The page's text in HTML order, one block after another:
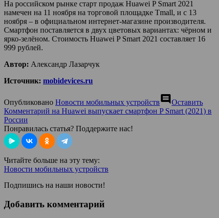
На российском рынке старт продаж Huawei P Smart 2021
намечен на 11 ноября на торговой площадке Tmall, и с 13
ноября – в официальном интернет-магазине производителя.
Смартфон поставляется в двух цветовых вариантах: чёрном и
ярко-зелёном. Стоимость Huawei P Smart 2021 составляет 16
999 рублей.
Автор: Александр Лазарчук
Источник: mobidevices.ru
Опубликовано Новости мобильных устройствcomment Оставить
Комментарий на Huawei выпускает смартфон P Smart (2021) в
России
Понравилась статья? Поддержите нас!
Читайте больше на эту тему:
Новости мобильных устройств
Подпишись на наши новости!
Добавить комментарий